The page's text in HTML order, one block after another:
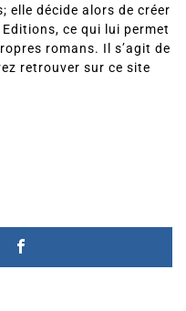
elle décide alors de créer
ce qui lui permet
romans. Il s’agit de
retrouver sur ce site